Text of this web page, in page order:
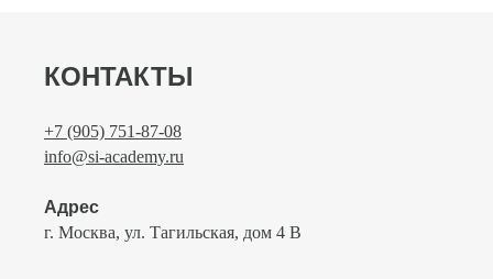
КОНТАКТЫ
+7 (905) 751-87-08
info@si-academy.ru
Адрес
г. Москва, ул. Тагильская, дом 4 В